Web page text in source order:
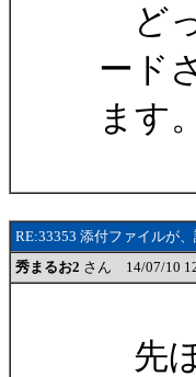
ど
ード
ます。
RE:33353 添付ファイルが
秀まるお2 さん 14/07/10
先